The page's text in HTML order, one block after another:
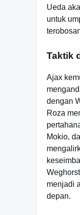
Ueda
untuk
Taktik
Ajax
dengan
Roza
Mokio,
menjadi
depan.